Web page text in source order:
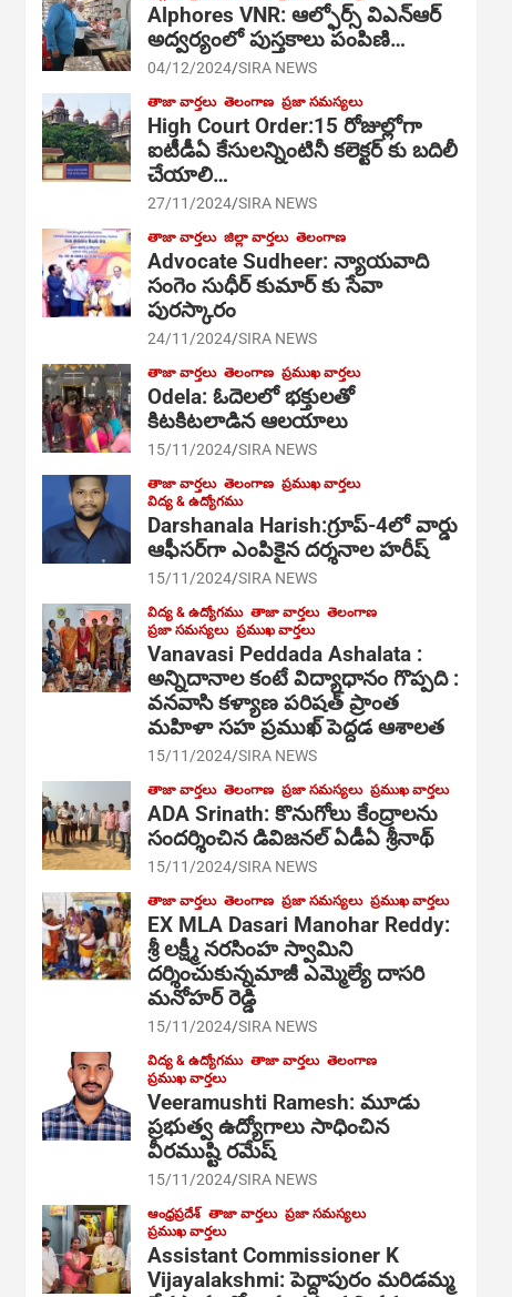
Alphores VNR: ఆల్ఫోర్స్ విఎన్ఆర్
అద్వర్యంలో పుస్తకాలు పంపిణి…
04/12/2024 SIRA NEWS
తాజా వార్తలు తెలంగాణ ప్రజా సమస్యలు
High Court Order:15 రోజుల్లోగా
ఐటీడీఏ కేసులన్నింటినీ కలెక్టర్ కు బదిలీ
చేయాలి…
27/11/2024 SIRA NEWS
తాజా వార్తలు జిల్లా వార్తలు తెలంగాణ
Advocate Sudheer: న్యాయవాది
సంగెం సుధీర్ కుమార్ కు సేవా
పురస్కారం
24/11/2024 SIRA NEWS
తాజా వార్తలు తెలంగాణ ప్రముఖ వార్తలు
Odela: ఓదెల‌లో భక్తులతో
కిటకిటలాడిన ఆల‌యాలు
15/11/2024 SIRA NEWS
తాజా వార్తలు తెలంగాణ ప్రముఖ వార్తలు
విద్య & ఉద్యోగము
Darshanala Harish:గ్రూప్-4లో వార్డు
ఆఫీసర్‌గా ఎంపికైన దర్శనాల హరీష్
15/11/2024 SIRA NEWS
విద్య & ఉద్యోగము తాజా వార్తలు తెలంగాణ
ప్రజా సమస్యలు ప్రముఖ వార్తలు
Vanavasi Peddada Ashalata :
అన్నిదానాల కంటే విద్యాధానం గొప్పది :
వనవాసి కళ్యాణ పరిషత్ ప్రాంత
మహిళా సహ ప్రముఖ్ పెద్దడ ఆశాలత
15/11/2024 SIRA NEWS
తాజా వార్తలు తెలంగాణ ప్రజా సమస్యలు ప్రముఖ వార్తలు
ADA Srinath: కొనుగోలు కేంద్రాల‌ను
సంద‌ర్శించిన డివిజనల్ ఏడీఏ శ్రీనాథ్
15/11/2024 SIRA NEWS
తాజా వార్తలు తెలంగాణ ప్రజా సమస్యలు ప్రముఖ వార్తలు
EX MLA Dasari Manohar Reddy:
శ్రీ లక్ష్మీ నరసింహ స్వామిని
దర్శించుకున్నమాజీ ఎమ్మెల్యే దాసరి
మనోహర్ రెడ్డి
15/11/2024 SIRA NEWS
విద్య & ఉద్యోగము తాజా వార్తలు తెలంగాణ
ప్రముఖ వార్తలు
Veeramushti Ramesh: మూడు
ప్రభుత్వ ఉద్యోగాలు సాధించిన
వీరముష్టి రమేష్
15/11/2024 SIRA NEWS
ఆంధ్రప్రదేశ్ తాజా వార్తలు ప్రజా సమస్యలు
ప్రముఖ వార్తలు
Assistant Commissioner K
Vijayalakshmi: పెద్దాపురం మరిడమ్మ